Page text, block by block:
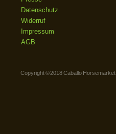
Datenschutz
Widerruf
Impressum
AGB
Copyright © 2018 Caballo Horsemarket